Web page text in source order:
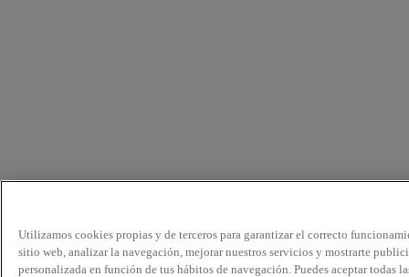
Utilizamos cookies propias y de terceros para garantizar el correcto
sitio web, analizar la navegación, mejorar nuestros servicios y mostrarte
personalizada en función de tus hábitos de navegación. Puedes aceptar todas